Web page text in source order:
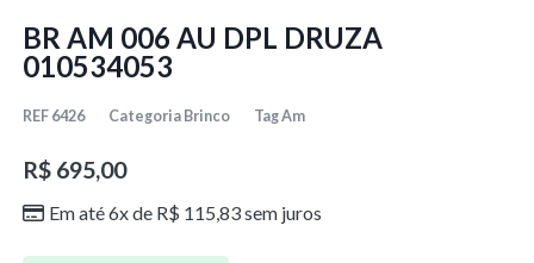
BR AM 006 AU DPL DRUZA
010534053
REF 6426 Categoria Brinco TagAm
R$695,00
Em até 6x de R$ 115,83sem juros